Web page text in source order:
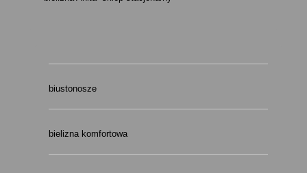
biustonosze
bielizna komfortowa